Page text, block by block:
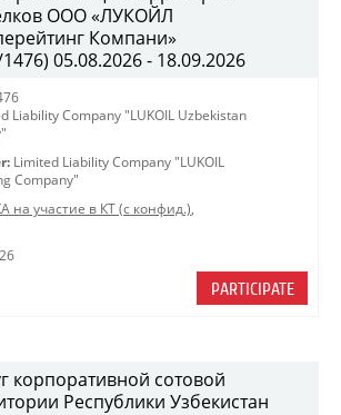
ООО «ЛУКОЙЛ
Компани»
05.08.2026 - 18.09.2026
Liability Company "LUKOIL Uzbekistan
Limited Liability Company "LUKOIL
Company"
на участие в КТ (с конфид.),
PARTICIPATE
корпоративной сотовой
Республики Узбекистан